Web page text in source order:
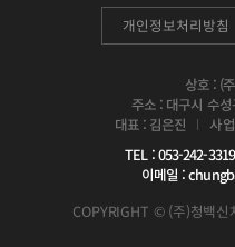
개인정보처리방침
상호 : (
주소 : 대구시 수
대표 : 김은진 사
TEL : 053-242-3319
이메일 :
COPYRIGHT © (주)청백신